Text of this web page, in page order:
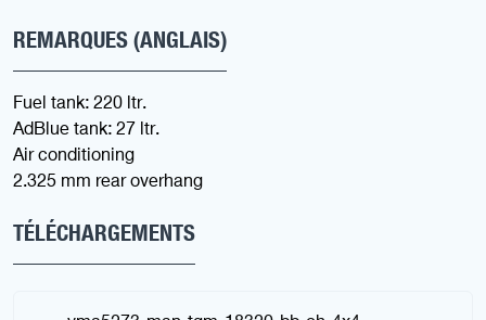
REMARQUES (ANGLAIS)
Fuel tank: 220 ltr.
AdBlue tank: 27 ltr.
Air conditioning
2.325 mm rear overhang
TÉLÉCHARGEMENTS